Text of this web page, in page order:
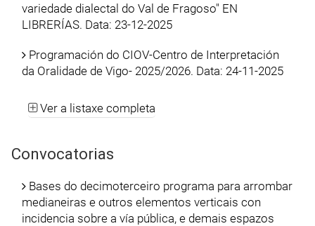
variedade dialectal do Val de Fragoso" EN
LIBRERÍAS. Data: 23-12-2025
Programación do CIOV-Centro de Interpretación
da Oralidade de Vigo- 2025/2026. Data: 24-11-2025
Ver a listaxe completa
Convocatorias
Bases do decimoterceiro programa para arrombar
medianeiras e outros elementos verticais con
incidencia sobre a vía pública, e demais espazos